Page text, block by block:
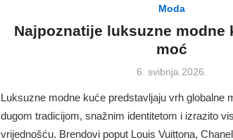
Moda
Najpoznatije luksuzne modne
moć
Posted
6. svibnja 2026.
Luksuzne modne kuće predstavljaju vrh globalne
dugom tradicijom, snažnim identitetom i izrazito
vrijednošću. Brendovi poput Louis Vuittona,